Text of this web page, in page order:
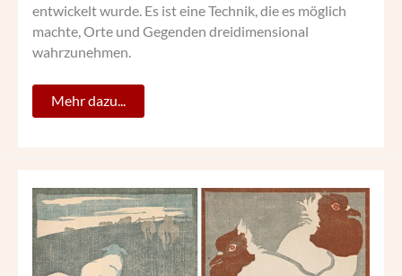
entwickelt wurde. Es ist eine Technik, die es möglich
machte, Orte und Gegenden dreidimensional
wahrzunehmen.
Mehr dazu...
HILDE
EXNER
–
WIENER
KUNST
UM